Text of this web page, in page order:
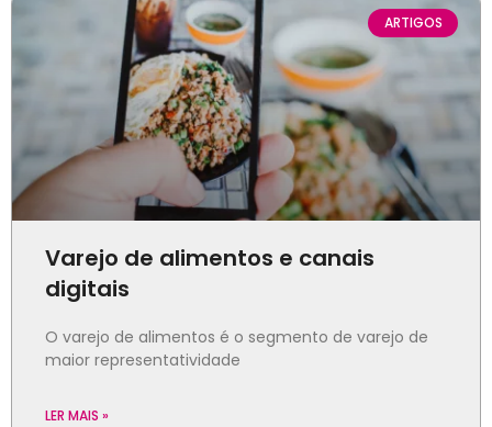
ARTIGOS
Varejo de alimentos e canais
digitais
O varejo de alimentos é o segmento de varejo de
maior representatividade
LER MAIS »